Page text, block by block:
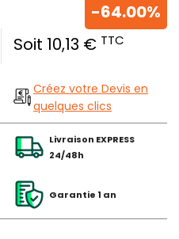
Soit 10,13 € TTC
-64.00%
Créez votre Devis en
quelques clics
Livraison EXPRESS
24/48h
Garantie 1 an